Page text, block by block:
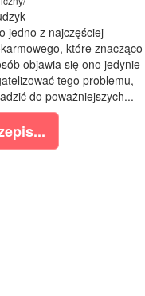
jedno z najczęściej
które znacząco
objawia się ono jedynie
tego problemu,
do poważniejszych...